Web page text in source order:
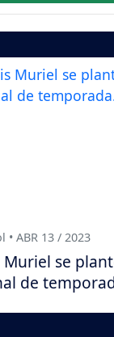
• ABR 13 / 2023
Muriel se
de